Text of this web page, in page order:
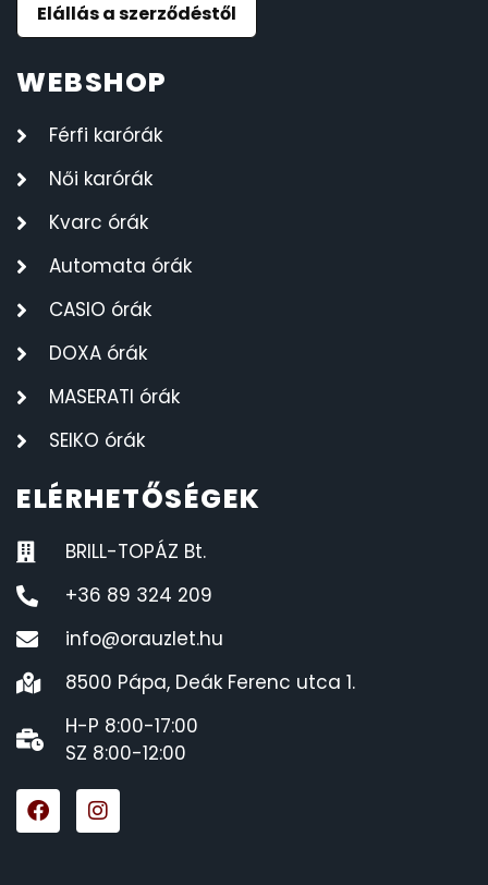
Elállás a szerződéstől
WEBSHOP
Férfi karórák
Női karórák
Kvarc órák
Automata órák
CASIO órák
DOXA órák
MASERATI órák
SEIKO órák
ELÉRHETŐSÉGEK
BRILL-TOPÁZ Bt.
+36 89 324 209
info@orauzlet.hu
8500 Pápa, Deák Ferenc utca 1.
H-P 8:00-17:00
SZ 8:00-12:00